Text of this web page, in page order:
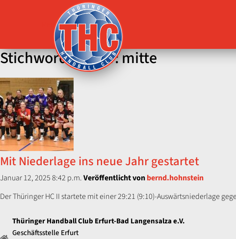
Menü
Stichword-Archiv: mitte
Mit Niederlage ins neue Jahr gestartet
Januar 12, 2025 8:42 p.m.Veröffentlicht vonbernd.hohnstein
Der Thüringer HC II startete mit einer 29:21 (9:10)-Auswärtsniederlage
Thüringer Handball Club Erfurt-Bad Langensalza e.V.
Geschäftsstelle Erfurt